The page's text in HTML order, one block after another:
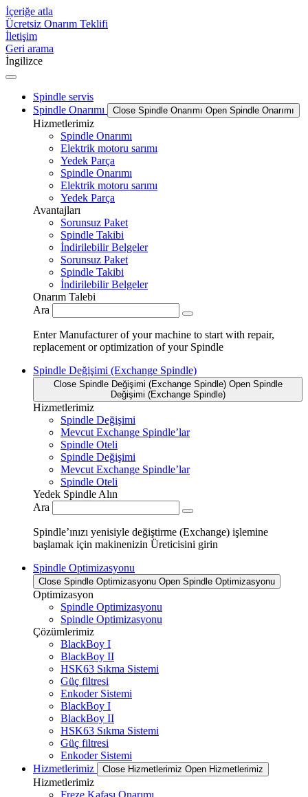
İçeriğe atla
Ücretsiz Onarım Teklifi
İletişim
Geri arama
İngilizce
Spindle servis
Spindle Onarımı
Close Spindle Onarımı Open Spindle Onarımı
Hizmetlerimiz
Spindle Onarımı
Elektrik motoru sarımı
Yedek Parça
Spindle Onarımı
Elektrik motoru sarımı
Yedek Parça
Avantajları
Sorunsuz Paket
Spindle Takibi
İndirilebilir Belgeler
Sorunsuz Paket
Spindle Takibi
İndirilebilir Belgeler
Onarım Talebi
Ara
Enter Manufacturer of your machine to start with repair,
replacement or optimization of your Spindle
Spindle Değişimi (Exchange Spindle)
Close Spindle Değişimi (Exchange Spindle) Open Spindle
Değişimi (Exchange Spindle)
Hizmetlerimiz
Spindle Değişimi
Mevcut Exchange Spindle’lar
Spindle Oteli
Spindle Değişimi
Mevcut Exchange Spindle’lar
Spindle Oteli
Yedek Spindle Alın
Ara
Spindle’ınızı yenisiyle değiştirme (Exchange) işlemine
başlamak için makinenizin Üreticisini girin
Spindle Optimizasyonu
Close Spindle Optimizasyonu Open Spindle Optimizasyonu
Optimizasyon
Spindle Optimizasyonu
Spindle Optimizasyonu
Çözümlerimiz
BlackBoy I
BlackBoy II
HSK63 Sıkma Sistemi
Güç filtresi
Enkoder Sistemi
BlackBoy I
BlackBoy II
HSK63 Sıkma Sistemi
Güç filtresi
Enkoder Sistemi
Hizmetlerimiz
Close Hizmetlerimiz Open Hizmetlerimiz
Hizmetlerimiz
Freze Kafası Onarımı